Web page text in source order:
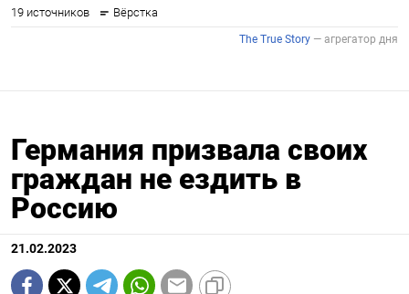
Германия призвала своих
граждан не ездить в
Россию
21.02.2023